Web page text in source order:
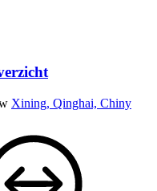
Xining, Qinghai, Chiny